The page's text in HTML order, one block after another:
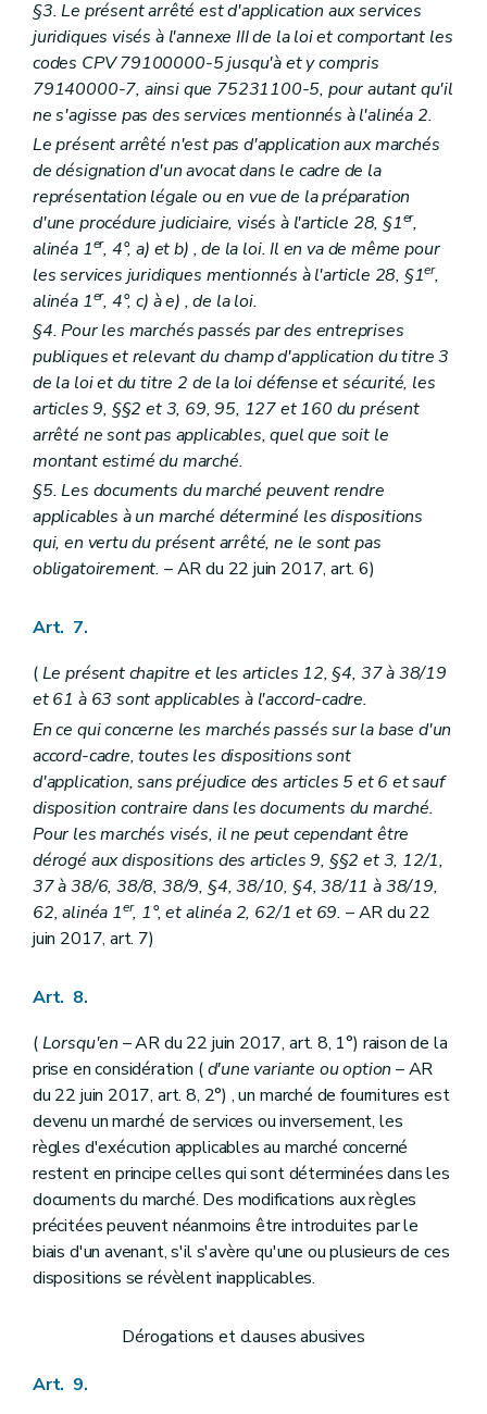
§3. Le présent arrêté est d'application aux services
juridiques visés à l'annexe III de la loi et comportant les
codes CPV 79100000-5 jusqu'à et y compris
79140000-7, ainsi que 75231100-5, pour autant qu'il
ne s'agisse pas des services mentionnés à l'alinéa 2.
Le présent arrêté n'est pas d'application aux marchés
de désignation d'un avocat dans le cadre de la
représentation légale ou en vue de la préparation
d'une procédure judiciaire, visés à l'article 28, §1er,
alinéa 1er, 4°,a) etb) , de la loi. Il en va de même pour
les services juridiques mentionnés à l'article 28, §1er,
alinéa 1er, 4°,c) àe) , de la loi.
§4. Pour les marchés passés par des entreprises
publiques et relevant du champ d'application du titre 3
de la loi et du titre 2 de la loi défense et sécurité, les
articles 9, §§2 et 3, 69, 95, 127 et 160 du présent
arrêté ne sont pas applicables, quel que soit le
montant estimé du marché.
§5. Les documents du marché peuvent rendre
applicables à un marché déterminé les dispositions
qui, en vertu du présent arrêté, ne le sont pas
obligatoirement. – AR du 22 juin 2017, art. 6)
Art. 7.
(Le présent chapitre et les articles 12, §4, 37 à 38/19
et 61 à 63 sont applicables à l'accord-cadre.
En ce qui concerne les marchés passés sur la base d'un
accord-cadre, toutes les dispositions sont
d'application, sans préjudice des articles 5 et 6 et sauf
disposition contraire dans les documents du marché.
Pour les marchés visés, il ne peut cependant être
dérogé aux dispositions des articles 9, §§2 et 3, 12/1,
37 à 38/6, 38/8, 38/9, §4, 38/10, §4, 38/11 à 38/19,
62, alinéa 1er, 1°, et alinéa 2, 62/1 et 69. – AR du 22
juin 2017, art. 7)
Art. 8.
(Lorsqu'en – AR du 22 juin 2017, art. 8, 1°) raison de la
prise en considération (d'une variante ou option – AR
du 22 juin 2017, art. 8, 2°) , un marché de fournitures est
devenu un marché de services ou inversement, les
règles d'exécution applicables au marché concerné
restent en principe celles qui sont déterminées dans les
documents du marché. Des modifications aux règles
précitées peuvent néanmoins être introduites par le
biais d'un avenant, s'il s'avère qu'une ou plusieurs de ces
dispositions se révèlent inapplicables.
Dérogations et clauses abusives
Art. 9.